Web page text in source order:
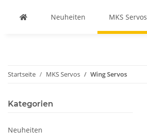
Neuheiten MKS Servos
Startseite MKS Servos Wing Servos
Kategorien
Neuheiten